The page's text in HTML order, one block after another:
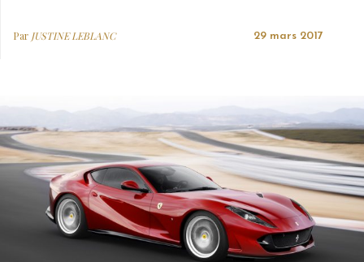
Par JUSTINE LEBLANC 29 mars 2017